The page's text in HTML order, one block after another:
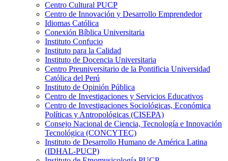
Centro Cultural PUCP
Centro de Innovación y Desarrollo Emprendedor
Idiomas Católica
Conexión Bíblica Universitaria
Instituto Confucio
Instituto para la Calidad
Instituto de Docencia Universitaria
Centro Preuniversitario de la Pontificia Universidad
Católica del Perú
Instituto de Opinión Pública
Centro de Investigaciones y Servicios Educativos
Centro de Investigaciones Sociológicas, Económica
Políticas y Antropológicas (CISEPA)
Consejo Nacional de Ciencia, Tecnología e Innovación
Tecnológica (CONCYTEC)
Instituto de Desarrollo Humano de América Latina
(IDHAL-PUCP)